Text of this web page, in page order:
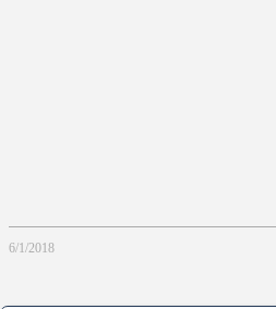
6/1/2018